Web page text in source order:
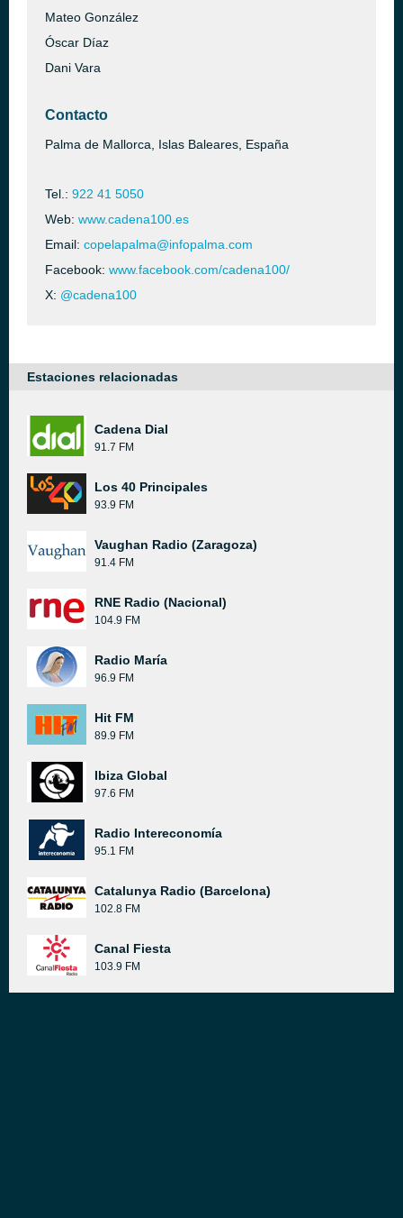
Mateo González
Óscar Díaz
Dani Vara
Contacto
Palma de Mallorca, Islas Baleares, España
Tel.: 922 41 5050
Web: www.cadena100.es
Email: copelapalma@infopalma.com
Facebook: www.facebook.com/cadena100/
X: @cadena100
Estaciones relacionadas
Cadena Dial
91.7 FM
Los 40 Principales
93.9 FM
Vaughan Radio (Zaragoza)
91.4 FM
RNE Radio (Nacional)
104.9 FM
Radio María
96.9 FM
Hit FM
89.9 FM
Ibiza Global
97.6 FM
Radio Intereconomía
95.1 FM
Catalunya Radio (Barcelona)
102.8 FM
Canal Fiesta
103.9 FM